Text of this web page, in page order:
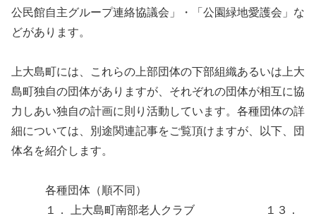
公民館自主グループ連絡協議会」・「公園緑地愛護会」な
どがあります。
上大島町には、これらの上部団体の下部組織あるいは上大
島町独自の団体がありますが、それぞれの団体が相互に協
力しあい独自の計画に則り活動しています。各種団体の詳
細については、別途関連記事をご覧頂けますが、以下、団
体名を紹介します。
各種団体（順不同）
１． 上大島町南部老人クラブ １３．